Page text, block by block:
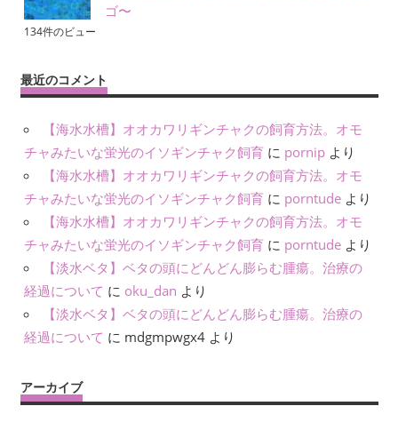
ゴ〜
134件のビュー
最近のコメント
【海水水槽】オオカワリギンチャクの飼育方法。オモ
チャみたいな蛍光のイソギンチャク飼育 に pornip より
【海水水槽】オオカワリギンチャクの飼育方法。オモ
チャみたいな蛍光のイソギンチャク飼育 に porntude より
【海水水槽】オオカワリギンチャクの飼育方法。オモ
チャみたいな蛍光のイソギンチャク飼育 に porntude より
【淡水ベタ】ベタの頭にどんどん膨らむ腫瘍。治療の
経過について に oku_dan より
【淡水ベタ】ベタの頭にどんどん膨らむ腫瘍。治療の
経過について に mdgmpwgx4 より
アーカイブ